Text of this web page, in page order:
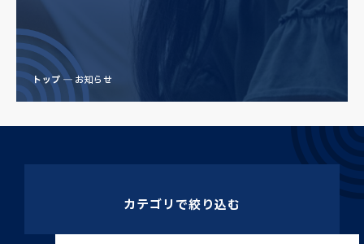
トップ お知らせ
カテゴリで絞り込む